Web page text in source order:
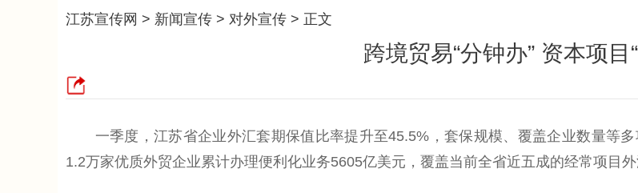
江苏宣传网 > 新闻宣传 > 对外宣传 > 正文
跨境贸易“分钟办” 资本项目
一季度，江苏省企业外汇套期保值比率提升至45.5%，套保规模、覆盖企业数量等
1.2万家优质外贸企业累计办理便利化业务5605亿美元，覆盖当前全省近五成的经常项目